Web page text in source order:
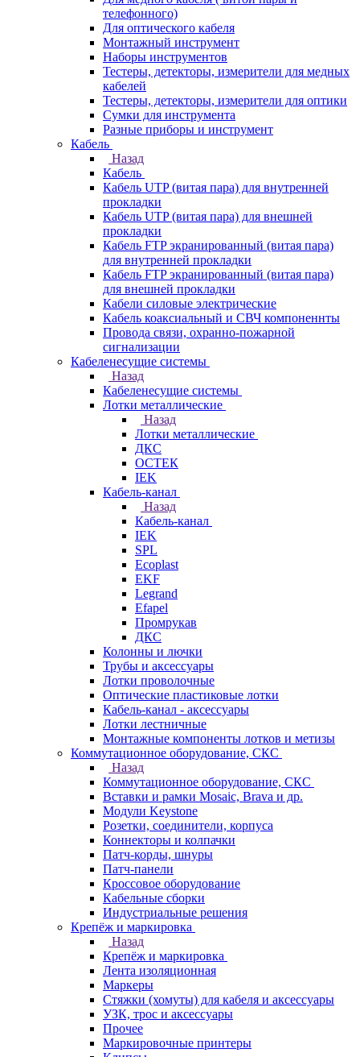
телефонного)
Для оптического кабеля
Монтажный инструмент
Наборы инструментов
Тестеры, детекторы, измерители для медных
кабелей
Тестеры, детекторы, измерители для оптики
Сумки для инструмента
Разные приборы и инструмент
Кабель
Назад
Кабель
Кабель UTP (витая пара) для внутренней
прокладки
Кабель UTP (витая пара) для внешней
прокладки
Кабель FTP экранированный (витая пара)
для внутренней прокладки
Кабель FTP экранированный (витая пара)
для внешней прокладки
Кабели силовые электрические
Кабель коаксиальный и СВЧ компоненнты
Провода связи, охранно-пожарной
сигнализации
Кабеленесущие системы
Назад
Кабеленесущие системы
Лотки металлические
Назад
Лотки металлические
ДКС
ОСТЕК
IEK
Кабель-канал
Назад
Кабель-канал
IEK
SPL
Ecoplast
EKF
Legrand
Efapel
Промрукав
ДКС
Колонны и лючки
Трубы и аксессуары
Лотки проволочные
Оптические пластиковые лотки
Кабель-канал - аксессуары
Лотки лестничные
Монтажные компоненты лотков и метизы
Коммутационное оборудование, СКС
Назад
Коммутационное оборудование, СКС
Вставки и рамки Mosaic, Brava и др.
Модули Keystone
Розетки, соединители, корпуса
Коннекторы и колпачки
Патч-корды, шнуры
Патч-панели
Кроссовое оборудование
Кабельные сборки
Индустриальные решения
Крепёж и маркировка
Назад
Крепёж и маркировка
Лента изоляционная
Маркеры
Стяжки (хомуты) для кабеля и аксессуары
УЗК, трос и аксессуары
Прочее
Маркировочные принтеры